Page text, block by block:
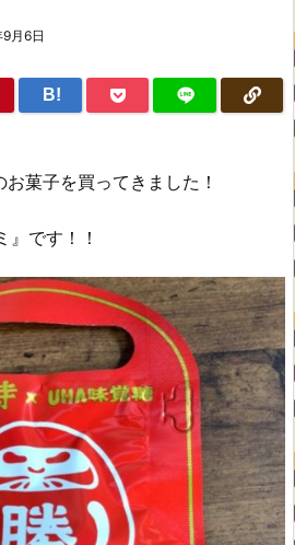
月6日
B!
菓子を買ってきました！
』です！！